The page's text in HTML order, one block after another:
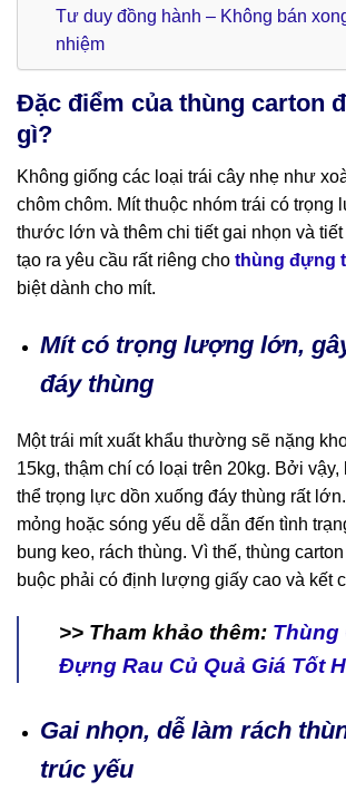
Tư duy đồng hành – Không bán
nhiệm
Đặc điểm của thùng carton
gì?
Không giống các loại trái cây nhẹ như
chôm chôm. Mít thuộc nhóm trái có trọng
thước lớn và thêm chi tiết gai nhọn và
tạo ra yêu cầu rất riêng cho thùng đựng
biệt dành cho mít.
Mít có trọng lượng lớn,
đáy thùng
Một trái mít xuất khẩu thường sẽ nặng
15kg, thậm chí có loại trên 20kg. Bởi vậy,
thể trọng lực dồn xuống đáy thùng rất
mỏng hoặc sóng yếu dễ dẫn đến tình
bung keo, rách thùng. Vì thế, thùng
buộc phải có định lượng giấy cao và kết
>> Tham khảo thêm: Thùng
Đựng Rau Củ Quả Giá Tốt
Gai nhọn, dễ làm rách
trúc yếu